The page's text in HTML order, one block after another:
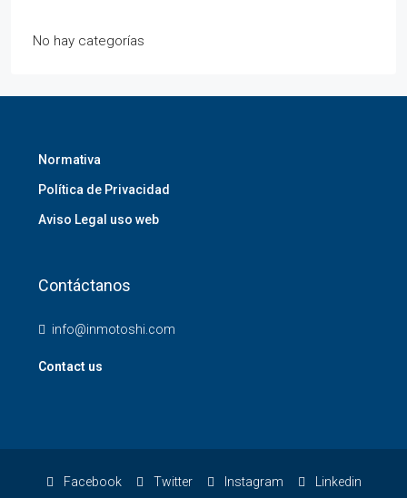
No hay categorías
Normativa
Política de Privacidad
Aviso Legal uso web
Contáctanos
info@inmotoshi.com
Contact us
Facebook Twitter Instagram Linkedin